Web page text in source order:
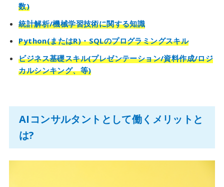
数)
統計解析/機械学習技術に関する知識
Python(またはR)・SQLのプログラミングスキル
ビジネス基礎スキル(プレゼンテーション/資料作成/ロジ
カルシンキング、等)
AIコンサルタントとして働くメリットと
は?